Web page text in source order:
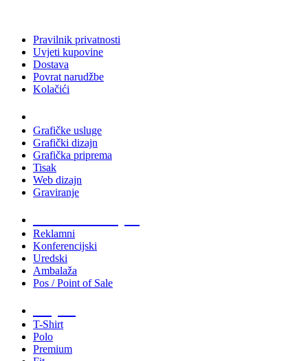
Pravilnik privatnosti
Uvjeti kupovine
Dostava
Povrat narudžbe
Kolačići
Grafičke usluge
Grafički dizajn
Grafička priprema
Tisak
Web dizajn
Graviranje
Reklamni
Konferencijski
Uredski
Ambalaža
Pos / Point of Sale
T-Shirt
Polo
Premium